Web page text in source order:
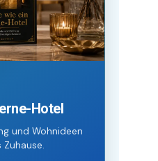
Hotel
und Wohnideen